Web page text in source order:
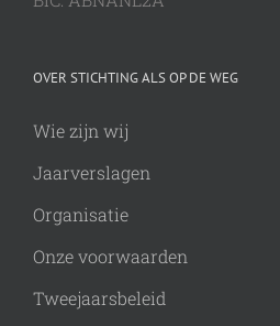
OVER STICHTING ALS OP DE WEG
Wie zijn wij
Jaarverslagen
Organisatie
Onze voorwaarden
Tweejaarsbeleid